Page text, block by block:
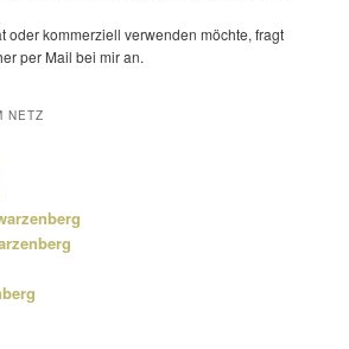
oder kommer­ziell verwenden möchte, fragt
per Mail bei mir an.
NETZ